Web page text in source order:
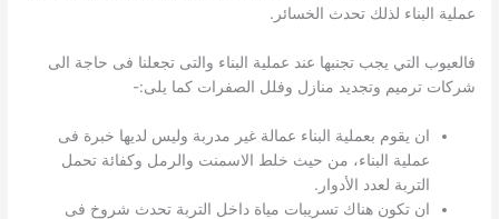
عملية البناء لذلك تحدث الخسائر.
فالعيوب التي يجب تجنبها عند عملية البناء والتى تجعلنا فى حاجة الى
شركات ترميم وتجديد منازل وفلل الصفرات كما يلى:-
ان يقوم بعملية البناء عمالة غير مدربة وليس لديها خبرة فى
عملية البناء، من حيث خلط الاسمنت والرمل وكفائة تحمل
التربة لعدد الأدوار.
ان تكون هناك تسريبات مياة داخل التربة تحدث شروخ فى